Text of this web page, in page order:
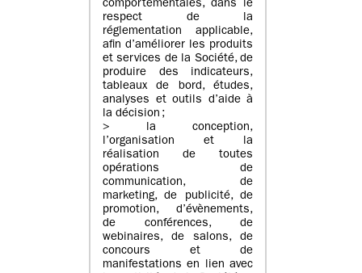
comportementales, dans le
respect de la
réglementation applicable,
afin d’améliorer les produits
et services de la Société, de
produire des indicateurs,
tableaux de bord, études,
analyses et outils d’aide à
la décision ;
> la conception,
l’organisation et la
réalisation de toutes
opérations de
communication, de
marketing, de publicité, de
promotion, d’évènements,
de conférences, de
webinaires, de salons, de
concours et de
manifestations en lien avec